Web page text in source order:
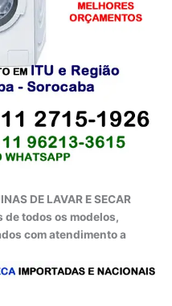
DE LAVAR E SECAR
de todos os modelos,
com atendimento a